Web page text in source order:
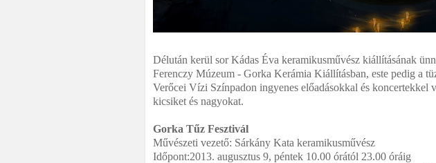
Délután kerül sor Kádas Éva keramikusművész kiállításának
Ferenczy Múzeum - Gorka Kerámia Kiállításban, este pedig a
Verőcei Vízi Színpadon ingyenes előadásokkal és koncertekkel
kicsiket és nagyokat.
Gorka Tűz Fesztivál
Művészeti vezető: Sárkány Kata keramikusművész
Időpont:2013. augusztus 9, péntek 10.00 órától 23.00 óráig